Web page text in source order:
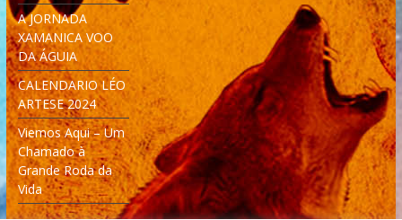
A JORNADA
XAMANICA VOO
DA ÁGUIA
CALENDARIO LÉO
ARTESE 2024
Viemos Aqui – Um
Chamado à
Grande Roda da
Vida